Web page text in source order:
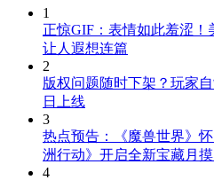
1
正惊GIF：表情如此羞涩
让人遐想连篇
2
版权问题随时下架？玩家
日上线
3
热点预告：《魔兽世界》
洲行动》开启全新宝藏月摸
4